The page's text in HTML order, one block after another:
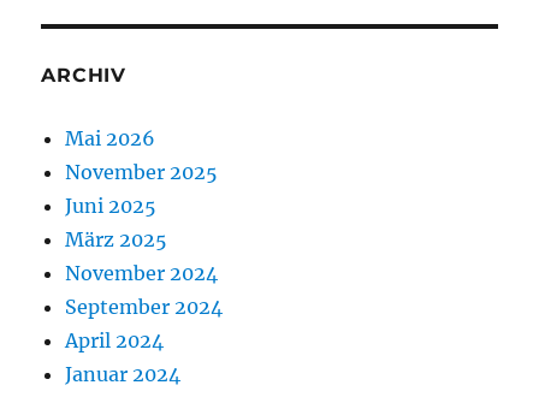
ARCHIV
Mai 2026
November 2025
Juni 2025
März 2025
November 2024
September 2024
April 2024
Januar 2024